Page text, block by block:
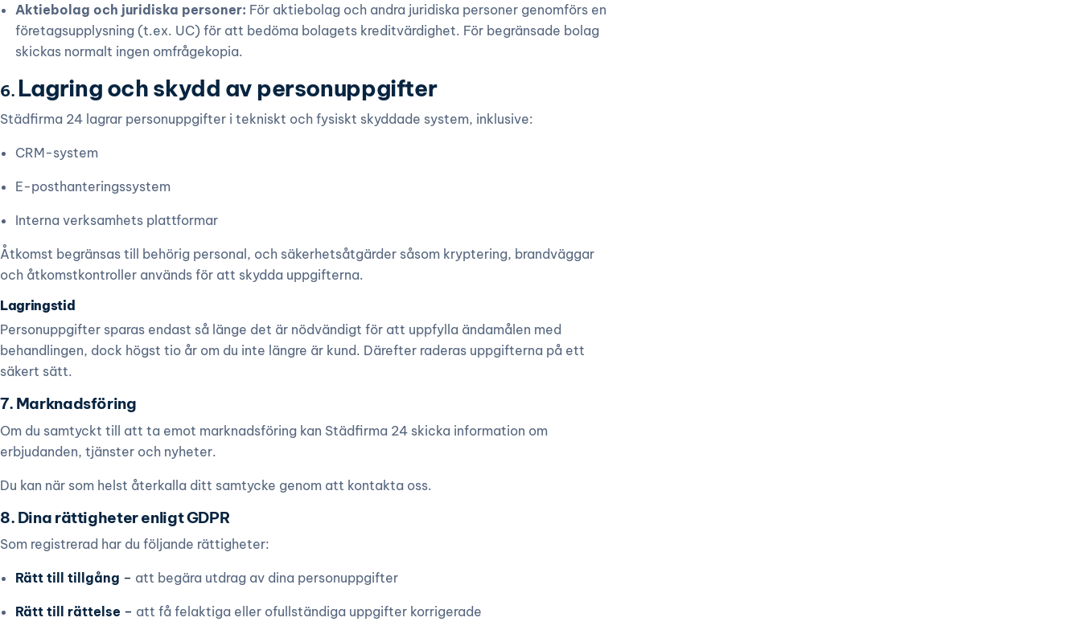
Aktiebolag och juridiska personer: För aktiebolag och andra juridiska personer genomförs en
företagsupplysning (t.ex. UC) för att bedöma bolagets kreditvärdighet. För begränsade bolag
skickas normalt ingen omfrågekopia.
6. Lagring och skydd av personuppgifter
Städfirma 24 lagrar personuppgifter i tekniskt och fysiskt skyddade system, inklusive:
CRM-system
E-posthanteringssystem
Interna verksamhets plattformar
Åtkomst begränsas till behörig personal, och säkerhetsåtgärder såsom kryptering, brandväggar
och åtkomstkontroller används för att skydda uppgifterna.
Lagringstid
Personuppgifter sparas endast så länge det är nödvändigt för att uppfylla ändamålen med
behandlingen, dock högst tio år om du inte längre är kund. Därefter raderas uppgifterna på ett
säkert sätt.
7. Marknadsföring
Om du samtyckt till att ta emot marknadsföring kan Städfirma 24 skicka information om
erbjudanden, tjänster och nyheter.
Du kan när som helst återkalla ditt samtycke genom att kontakta oss.
8. Dina rättigheter enligt GDPR
Som registrerad har du följande rättigheter:
Rätt till tillgång – att begära utdrag av dina personuppgifter
Rätt till rättelse – att få felaktiga eller ofullständiga uppgifter korrigerade